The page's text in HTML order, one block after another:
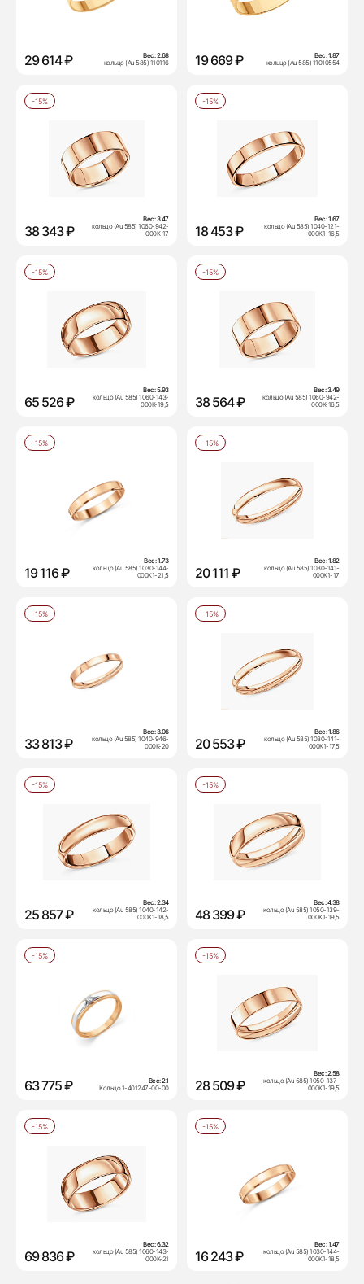
29 614 ₽ Вес:2.68
кольцо (Au 585) 110116
19 669 ₽ Вес:1.87
кольцо (Au 585) 11010554
-15%
38 343 ₽
Вес:3.47
кольцо (Au 585) 1060-942-
000К-17
-15%
18 453 ₽
Вес:1.67
кольцо (Au 585) 1040-121-
000К1-16,5
-15%
65 526 ₽
Вес:5.93
кольцо (Au 585) 1060-143-
000К-19,5
-15%
38 564 ₽
Вес:3.49
кольцо (Au 585) 1060-942-
000К-16,5
-15%
19 116 ₽
Вес:1.73
кольцо (Au 585) 1030-144-
000К1-21,5
-15%
20 111 ₽
Вес:1.82
кольцо (Au 585) 1030-141-
000К1-17
-15%
33 813 ₽
Вес:3.06
кольцо (Au 585) 1040-946-
000К-20
-15%
20 553 ₽
Вес:1.86
кольцо (Au 585) 1030-141-
000К1-17,5
-15%
25 857 ₽
Вес:2.34
кольцо (Au 585) 1040-142-
000К1-18,5
-15%
48 399 ₽
Вес:4.38
кольцо (Au 585) 1050-139-
000К1-19,5
-15%
63 775 ₽ Вес:2.1
Кольцо 1-401247-00-00
-15%
28 509 ₽
Вес:2.58
кольцо (Au 585) 1050-137-
000К1-19,5
-15%
69 836 ₽
Вес:6.32
кольцо (Au 585) 1060-143-
000К-21
-15%
16 243 ₽
Вес:1.47
кольцо (Au 585) 1030-144-
000К1-18,5